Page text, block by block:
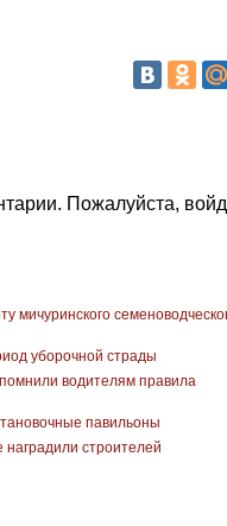
Пожалуйста,
мичуринского
уборочной страды
водителям правила
павильоны
наградили строителей